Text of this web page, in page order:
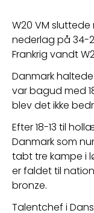
W20 VM
nederlag på 34-
Frankrig vandt
Danmark
var bagud med
blev det ikke
Efter 18-13 til
Danmark som
tabt tre kampe i
er faldet til
bronze.
Talentchef i